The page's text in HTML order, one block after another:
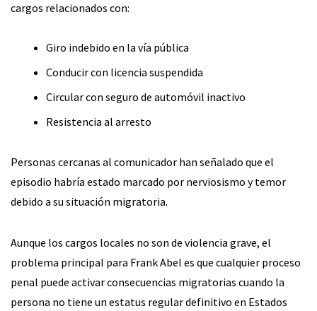
cargos relacionados con:
Giro indebido en la vía pública
Conducir con licencia suspendida
Circular con seguro de automóvil inactivo
Resistencia al arresto
Personas cercanas al comunicador han señalado que el
episodio habría estado marcado por nerviosismo y temor
debido a su situación migratoria.
Aunque los cargos locales no son de violencia grave, el
problema principal para Frank Abel es que cualquier proceso
penal puede activar consecuencias migratorias cuando la
persona no tiene un estatus regular definitivo en Estados